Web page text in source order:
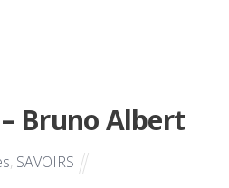
Bruno Albert
, SAVOIRS